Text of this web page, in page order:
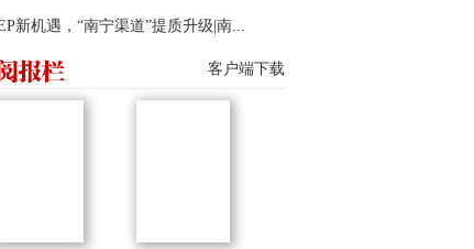
新机遇，“南宁渠道”提质升级|南...
客户端下载